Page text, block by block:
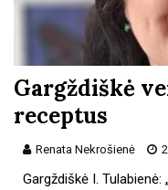
Gargždiškė
receptus
Renata Nekrošienė
Gargždiškė I.